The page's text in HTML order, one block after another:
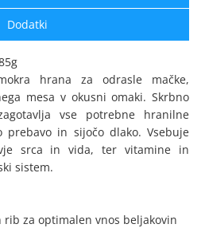
Dodatki
hrana za odrasle mačke,
mesa v okusni omaki. Skrbno
vse potrebne hranilne
in sijočo dlako. Vsebuje
srca in vida, ter vitamine in
sistem.
rib za optimalen vnos beljakovin